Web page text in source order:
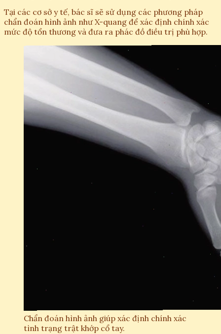
Tại các cơ sở y tế, bác sĩ sẽ sử dụng các phương pháp
chẩn đoán hình ảnh như X-quang để xác định chính xác
mức độ tổn thương và đưa ra phác đồ điều trị phù hợp.
Chẩn đoán hình ảnh giúp xác định chính xác
tình trạng trật khớp cổ tay.